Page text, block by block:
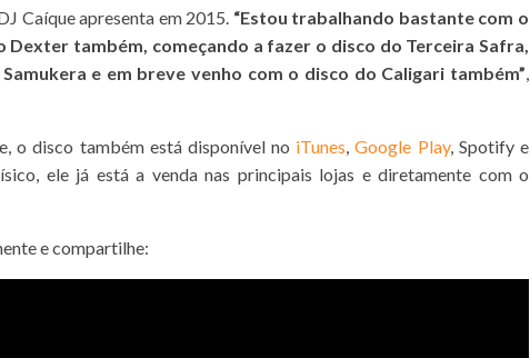
Caíque apresenta em 2015. “Estou trabalhando bastante com o
Dexter também, começando a fazer o disco do Terceira Safra,
e em breve venho com o disco do Caligari também”,
o disco também está disponível no iTunes,Google Play, Spotify e
ele já está a venda nas principais lojas e diretamente com o
e compartilhe: